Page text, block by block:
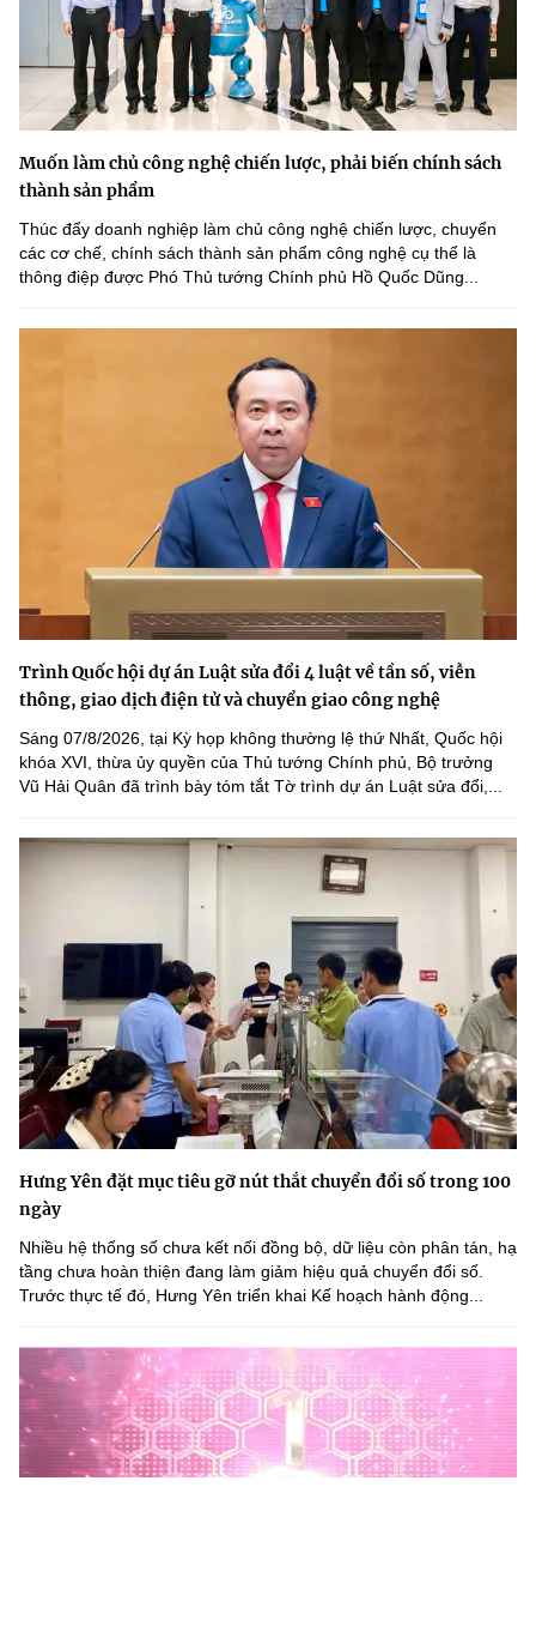
Muốn làm chủ công nghệ chiến lược, phải biến chính sách
thành sản phẩm
Thúc đẩy doanh nghiệp làm chủ công nghệ chiến lược, chuyển
các cơ chế, chính sách thành sản phẩm công nghệ cụ thể là
thông điệp được Phó Thủ tướng Chính phủ Hồ Quốc Dũng...
Trình Quốc hội dự án Luật sửa đổi 4 luật về tần số, viễn
thông, giao dịch điện tử và chuyển giao công nghệ
Sáng 07/8/2026, tại Kỳ họp không thường lệ thứ Nhất, Quốc hội
khóa XVI, thừa ủy quyền của Thủ tướng Chính phủ, Bộ trưởng
Vũ Hải Quân đã trình bày tóm tắt Tờ trình dự án Luật sửa đổi,...
Hưng Yên đặt mục tiêu gỡ nút thắt chuyển đổi số trong 100
ngày
Nhiều hệ thống số chưa kết nối đồng bộ, dữ liệu còn phân tán, hạ
tầng chưa hoàn thiện đang làm giảm hiệu quả chuyển đổi số.
Trước thực tế đó, Hưng Yên triển khai Kế hoạch hành động...